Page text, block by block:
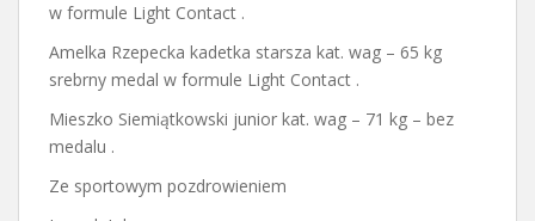
w formule Light Contact .
Amelka Rzepecka kadetka starsza kat. wag – 65 kg
srebrny medal w formule Light Contact .
Mieszko Siemiątkowski junior kat. wag – 71 kg – bez
medalu .
Ze sportowym pozdrowieniem